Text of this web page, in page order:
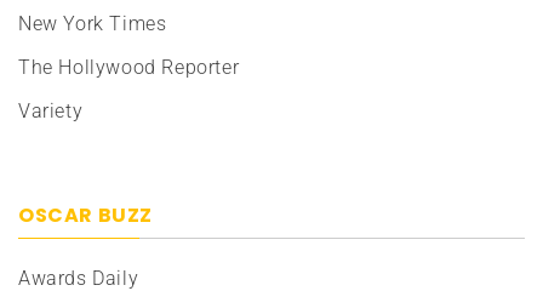
New York Times
The Hollywood Reporter
Variety
OSCAR BUZZ
Awards Daily